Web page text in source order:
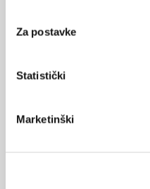
Za postavke
Statistički
Marketinški
razini i jedina kronična